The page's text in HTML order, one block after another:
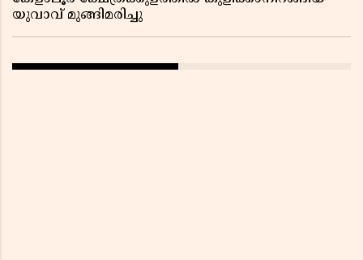
യുവാവ് മുങ്ങിമരിച്ചു